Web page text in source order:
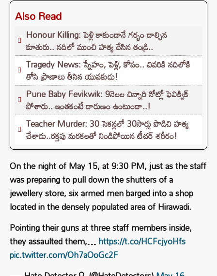
Also Read
Honour Killing: పెళ్లి కాకుండానే గర్భం దాల్చిన
కూతురు.. నదిలో ముంచి హత్య చేసిన తండ్రి..
Tragedy News: స్నేహం, పెళ్లి, కోపం.. చివరికి నదిలోకి
తోసి ప్రాణాలు తీసిన యువకుడు!
Pune Baby Fevikwik: 9నెలల చిన్నారి నోట్లో ఫెవిక్విక్‌
పోశారు.. ఇంతకంటే దారుణం ఉంటుందా..!
Teacher Murder: 30 సెకన్లలో 30సార్లు పొడిచి హత్య
చేశాడు..రక్తపు మరకలతో నిండిపోయిన టీచర్ శరీరం!
On the night of May 15, at 9:30 PM, just as the staff
was preparing to pull down the shutters of a
jewellery store, six armed men barged into a shop
located in the densely populated area of ​​Hirawadi.
Pointing their guns at three staff members inside,
they assaulted them,…https://t.co/HCFcjyoHfs
pic.twitter.com/Oh7aOoGc2F